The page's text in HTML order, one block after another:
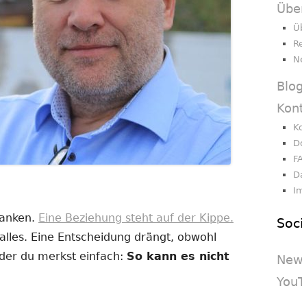
Eine Beziehung steht auf der Kippe.
Eine Entscheidung drängt, obwohl
du merkst einfach: So kann es nicht
Blog